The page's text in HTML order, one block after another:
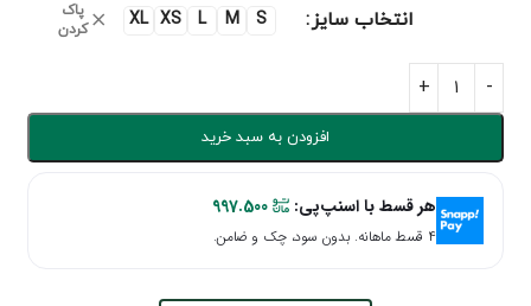
انتخاب سایز S
M
L
XS
XL
پاک
کردن
افزودن به سبد خرید
هر قسط با اسنپ‌پی: 997.500
۴ قسط ماهانه. بدون سود، چک و ضامن.